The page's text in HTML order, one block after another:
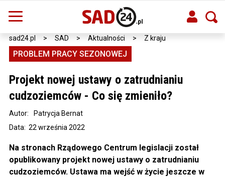
sad24.pl > SAD > Aktualności > Z kraju
PROBLEM PRACY SEZONOWEJ
Projekt nowej ustawy o zatrudnianiu
cudzoziemców - Co się zmieniło?
Data: 22 września 2022
Autor: Patrycja Bernat
Na stronach Rządowego Centrum legislacji został
opublikowany projekt nowej ustawy o zatrudnianiu
cudzoziemców. Ustawa ma wejść w życie jeszcze w